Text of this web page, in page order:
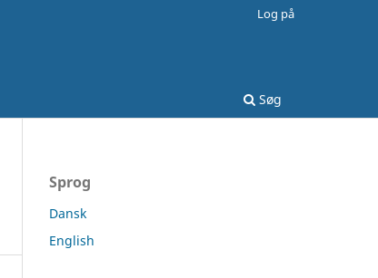
Søg
Log på
Sprog
Dansk
English